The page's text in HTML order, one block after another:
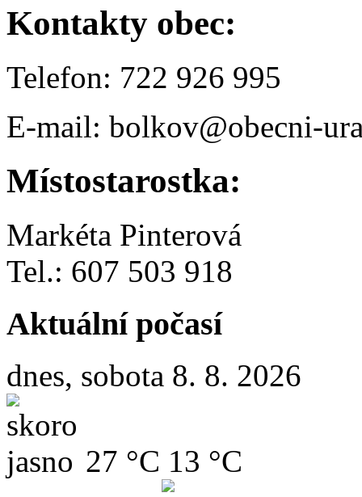
Kontakty obec:
Telefon: 722 926 995
E-mail: bolkov@obecni-
Místostarostka:
Markéta Pinterová
Tel.: 607 503 918
Aktuální počasí
dnes, sobota 8. 8. 2026
27 °C 13 °C